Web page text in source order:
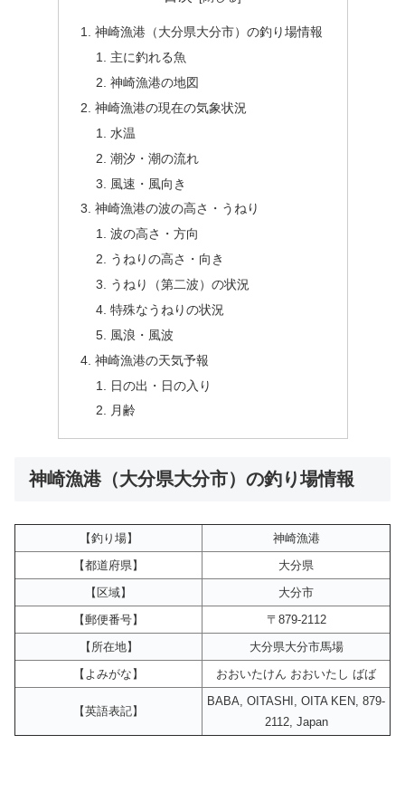
神崎漁港（大分県大分市）の釣り場情報
主に釣れる魚
神崎漁港の地図
神崎漁港の現在の気象状況
水温
潮汐・潮の流れ
風速・風向き
神崎漁港の波の高さ・うねり
波の高さ・方向
うねりの高さ・向き
うねり（第二波）の状況
特殊なうねりの状況
風浪・風波
神崎漁港の天気予報
日の出・日の入り
月齢
神崎漁港（大分県大分市）の釣り場情報
【釣り場】
神崎漁港
【都道府県】
大分県
【区域】
大分市
【郵便番号】
〒879-2112
【所在地】
大分県大分市馬場
【よみがな】
おおいたけん おおいたし ばば
【英語表記】
BABA, OITASHI, OITA KEN, 879-
2112, Japan